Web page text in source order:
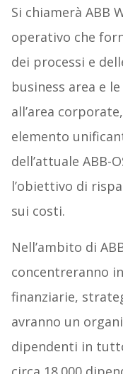
Si chiamerà ABB
operativo che
dei processi e
business area e
all’area
elemento
dell’attuale ABB-
l’obiettivo di
sui costi.
Nell’ambito di
concentreranno
finanziarie,
avranno un
dipendenti in